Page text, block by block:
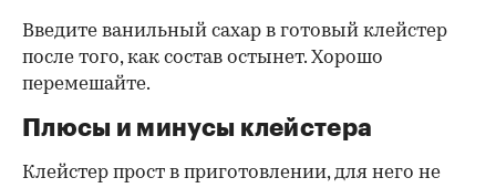
Введите ванильный сахар в готовый клейстер
после того, как состав остынет. Хорошо
перемешайте.
Плюсы и минусы клейстера
Клейстер прост в приготовлении, для него не